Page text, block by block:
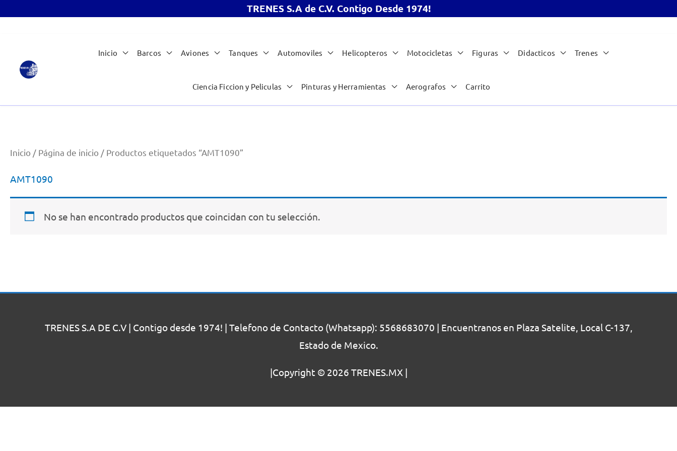
TRENES S.A de C.V. Contigo Desde 1974!
contenido
Inicio Barcos Aviones Tanques Automoviles Helicopteros Motocicletas Figuras Didacticos Trenes
Ciencia Ficcion y Peliculas Pinturas y Herramientas Aerografos Carrito
Inicio / Página de inicio / Productos etiquetados “AMT1090”
AMT1090
No se han encontrado productos que coincidan con tu selección.
TRENES S.A DE C.V | Contigo desde 1974! | Telefono de Contacto (Whatsapp): 5568683070 | Encuentranos en Plaza Satelite, Local C-137,
Estado de Mexico.
|Copyright © 2026 TRENES.MX |